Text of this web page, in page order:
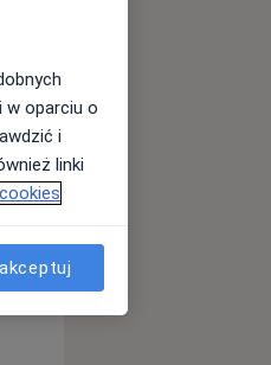
Wt,
11 Sie
w oparciu o
i
linki